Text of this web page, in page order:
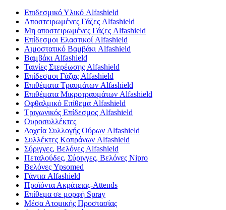
Επιδεσμικό Υλικό Alfashield
Αποστειρωμένες Γάζες Alfashield
Μη αποστειρωμένες Γάζες Alfashield
Επίδεσμοι Ελαστικοί Alfashield
Αιμοστατικό Βαμβάκι Alfashield
Βαμβάκι Alfashield
Ταινίες Στερέωσης Alfashield
Επίδεσμοι Γάζας Alfashield
Επιθέματα Τραυμάτων Alfashield
Επιθέματα Μικροτραυμάτων Alfashield
Οφθαλμικό Eπίθεμα Alfashield
Τριγωνικός Επίδεσμος Alfashield
Ουροσυλλέκτες
Δοχεία Συλλογής Ούρων Alfashield
Συλλέκτες Κοπράνων Alfashield
Σύριγγες, Βελόνες Alfashield
Πεταλούδες, Σύριγγες, Βελόνες Nipro
Βελόνες Ypsomed
Γάντια Alfashield
Προϊόντα Ακράτειας-Attends
Επίθεμα σε μορφή Spray
Μέσα Ατομικής Προστασίας